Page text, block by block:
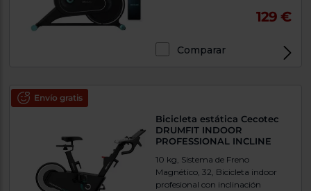
129 €
Comparar
Envío gratis
Bicicleta estática Cecotec
DRUMFIT INDOOR
PROFESSIONAL INCLINE
10 kg, Sistema de Freno
Magnético, 32, Bicicleta indoor
profesional con inclinación